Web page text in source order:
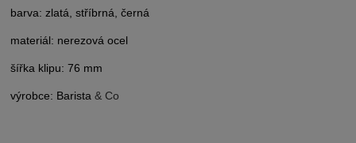
barva: zlatá, stříbrná, černá
materiál: nerezová ocel
šířka klipu: 76 mm
výrobce: Barista& Co